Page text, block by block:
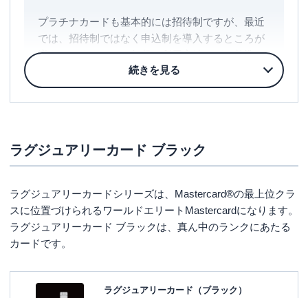
プラチナカードも基本的には招待制ですが、最近
では、招待制ではなく申込制を導入するところが
増えていますので、年収や利用実績などの基準を
クリアすれば保有できる可能性があります。
ラグジュアリーカード ブラック
ラグジュアリーカードシリーズは、Mastercard®の最上位クラ
スに位置づけられるワールドエリートMastercardになります。
ラグジュアリーカード ブラックは、真ん中のランクにあたる
カードです。
ラグジュアリーカード（ブラック）